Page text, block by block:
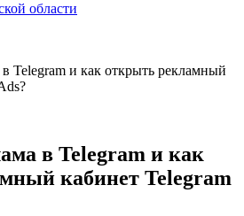
области
в Telegram и как открыть рекламный
в Telegram и как
кабинет Telegram